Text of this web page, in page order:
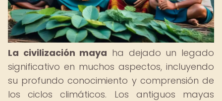
La civilización maya ha dejado un legado
significativo en muchos aspectos, incluyendo
su profundo conocimiento y comprensión de
los ciclos climáticos. Los antiguos mayas